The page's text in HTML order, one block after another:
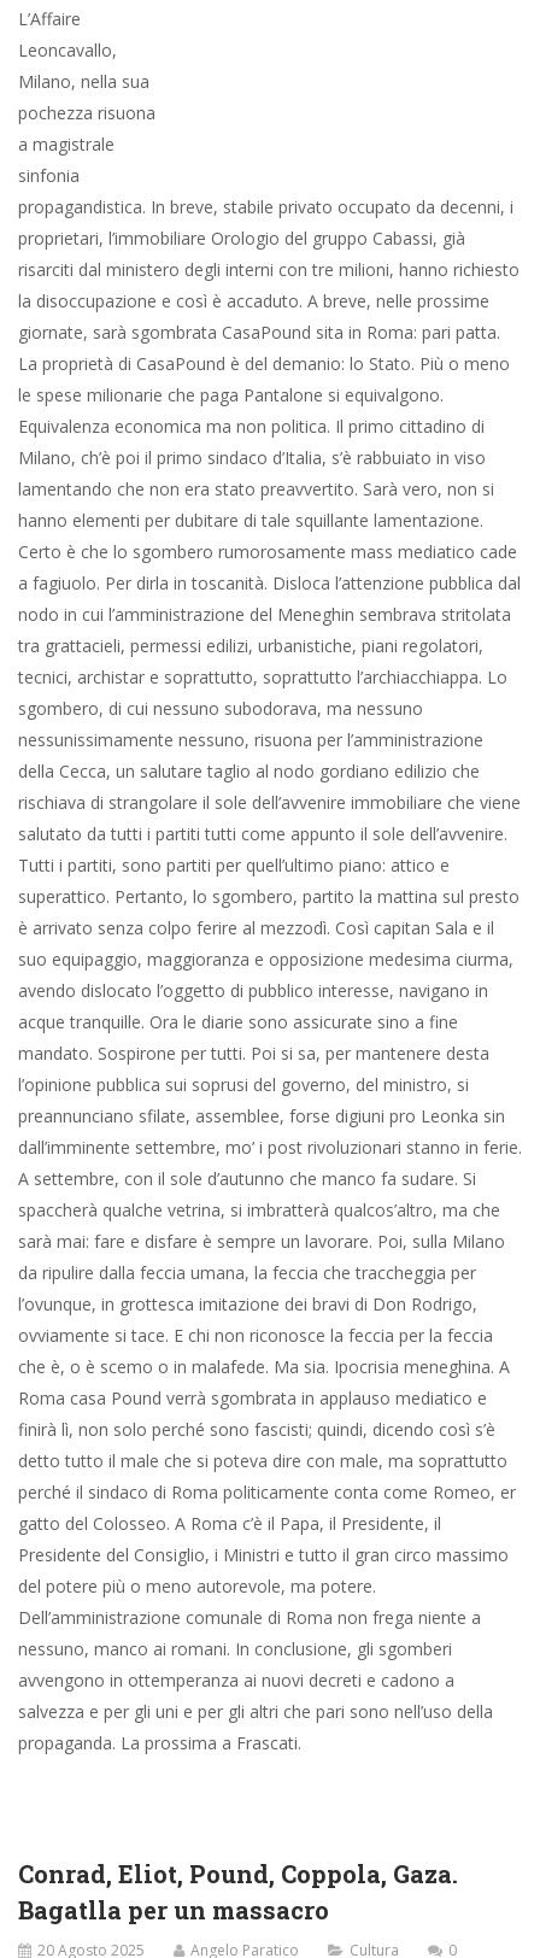
sgombero, di cui nessuno subodorava, ma nessuno
nessunissimamente nessuno, risuona per l’amministrazione
della Cecca, un salutare taglio al nodo gordiano edilizio che
rischiava di strangolare il sole dell’avvenire immobiliare che viene
salutato da tutti i partiti tutti come appunto il sole dell’avvenire.
Tutti i partiti, sono partiti per quell’ultimo piano: attico e
superattico. Pertanto, lo sgombero, partito la mattina sul presto
è arrivato senza colpo ferire al mezzodì. Così capitan Sala e il
suo equipaggio, maggioranza e opposizione medesima ciurma,
avendo dislocato l’oggetto di pubblico interesse, navigano in
acque tranquille. Ora le diarie sono assicurate sino a fine
mandato. Sospirone per tutti. Poi si sa, per mantenere desta
l’opinione pubblica sui soprusi del governo, del ministro, si
preannunciano sfilate, assemblee, forse digiuni pro Leonka sin
dall’imminente settembre, mo’ i post rivoluzionari stanno in ferie.
A settembre, con il sole d’autunno che manco fa sudare. Si
spaccherà qualche vetrina, si imbratterà qualcos’altro, ma che
sarà mai: fare e disfare è sempre un lavorare. Poi, sulla Milano
da ripulire dalla feccia umana, la feccia che traccheggia per
l’ovunque, in grottesca imitazione dei bravi di Don Rodrigo,
ovviamente si tace. E chi non riconosce la feccia per la feccia
che è, o è scemo o in malafede. Ma sia. Ipocrisia meneghina. A
Roma casa Pound verrà sgombrata in applauso mediatico e
finirà lì, non solo perché sono fascisti; quindi, dicendo così s’è
detto tutto il male che si poteva dire con male, ma soprattutto
perché il sindaco di Roma politicamente conta come Romeo, er
gatto del Colosseo. A Roma c’è il Papa, il Presidente, il
Presidente del Consiglio, i Ministri e tutto il gran circo massimo
del potere più o meno autorevole, ma potere.
Dell’amministrazione comunale di Roma non frega niente a
nessuno, manco ai romani. In conclusione, gli sgomberi
avvengono in ottemperanza ai nuovi decreti e cadono a
salvezza e per gli uni e per gli altri che pari sono nell’uso della
propaganda. La prossima a Frascati.
Conrad, Eliot, Pound, Coppola, Gaza.
Bagatlla per un massacro
(Emanuele Torreggiani) Tambureggia il cielo, nero, e di là dalle
colline squarciato i lampi a spettro sul lago fermo, un bitume.
Dalle persiane accostate trapassa la brezza fredda delle Grigne.
Il primo sonno è andato. Battono le tre. Scendo, mi preparo il
caffè e siedo sotto il portico. Mentre accendo il video e una
sigaretta, un raschiare sul pavimento. È arrivato. Fammi almeno
bere il caffè. Salta sul tavolo e mi fissa. Occhio che il fumo
passivo può darti fastidio. Rientro, dalla dispensa due noci. Ne
prende una e se ne va al suo albero, lo sento sfrascare al suo
nido, lassù al vecchio castagno centenario, pur sempre govane
ogni primavera, il regno vegetale vive un tempo parallelo ma
Indosso un trapuntino leggero e prendo a girovagare per le vie
del mondo. La luce verde della veglia internet richiama
nottambuli. Mi arriva il monologo di Brando in ‘Apocalipse now’,